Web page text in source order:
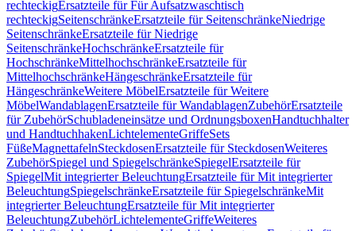
rechteckigErsatzteile für Für Aufsatzwaschtisch
rechteckigSeitenschränkeErsatzteile für SeitenschränkeNiedrige
SeitenschränkeErsatzteile für Niedrige
SeitenschränkeHochschränkeErsatzteile für
HochschränkeMittelhochschränkeErsatzteile für
MittelhochschränkeHängeschränkeErsatzteile für
HängeschränkeWeitere MöbelErsatzteile für Weitere
MöbelWandablagenErsatzteile für WandablagenZubehörErsatzteile
für ZubehörSchubladeneinsätze und OrdnungsboxenHandtuchhalter
und HandtuchhakenLichtelementeGriffeSets
FüßeMagnettafelnSteckdosenErsatzteile für SteckdosenWeiteres
ZubehörSpiegel und SpiegelschränkeSpiegelErsatzteile für
SpiegelMit integrierter BeleuchtungErsatzteile für Mit integrierter
BeleuchtungSpiegelschränkeErsatzteile für SpiegelschränkeMit
integrierter BeleuchtungErsatzteile für Mit integrierter
BeleuchtungZubehörLichtelementeGriffeWeiteres